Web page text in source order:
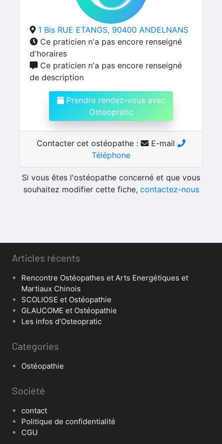
1 Bis RUE ETANGS, 90400 ANDELNANS
Ce praticien n'a pas encore renseigné
d'horaires
Ce praticien n'a pas encore renseigné
de description
Prendre rendez-vous avec
Osteopratic
Contacter cet ostéopathe :
E-mail
Téléphone
Si vous êtes l'ostéopathe concerné et que vous
souhaitez modifier cette fiche, contactez-nous
Articles récents
Rencontre Ostéopathes et Arts Energétiques et
Martiaux Chinois
SCOLIOSE et Ostéopathie
GLAUCOME et Ostéopathie
Les infos d’Osteopratic
Categories
Ostéopathie
Société
contact
Politique de confidentialité
CGU